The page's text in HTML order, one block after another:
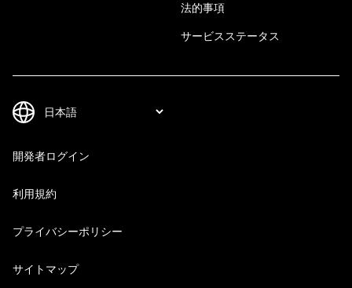
法的事項
サービスステータス
開発者ログイン
利用規約
プライバシーポリシー
サイトマップ